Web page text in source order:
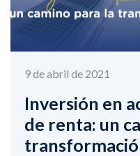
9 de abril de 2021
Inversión en
de renta: un